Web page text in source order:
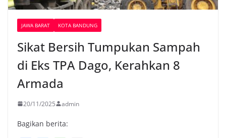
JAWA BARAT KOTA BANDUNG
Sikat Bersih Tumpukan Sampah
di Eks TPA Dago, Kerahkan 8
Armada
20/11/2025 admin
Bagikan berita: